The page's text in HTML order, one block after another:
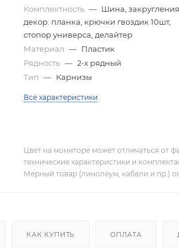
Комплектность — Шина, закругления,
декор. планка, крючки гвоздик 10шт,
стопор универса, делайтер
Материал — Пластик
Рядность — 2-х рядный
Тип — Карнизы
Все характеристики
Цвет на мониторе может отличаться от
технические характеристики и
Мерный товар (линолеум, кабели и пр.)
КАК КУПИТЬ ОПЛАТА